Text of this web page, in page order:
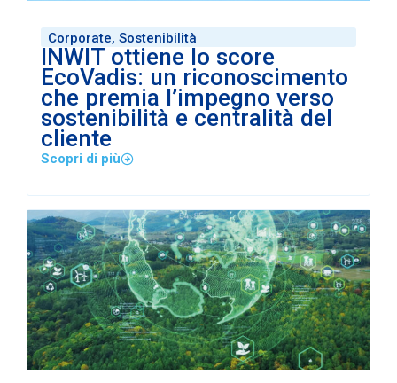
Corporate, Sostenibilità
INWIT ottiene lo score
EcoVadis: un riconoscimento
che premia l’impegno verso
sostenibilità e centralità del
cliente
Scopri di più